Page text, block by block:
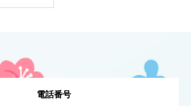
電話番号